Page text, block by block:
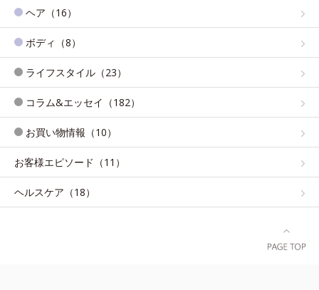
ヘア（16）
ボディ（8）
ライフスタイル（23）
コラム&エッセイ（182）
お買い物情報（10）
お客様エピソード（11）
ヘルスケア（18）